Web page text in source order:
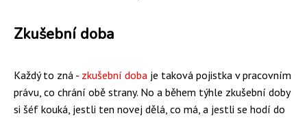
Zkušební doba
Každý to zná - zkušební doba je taková pojistka v pracovním
právu, co chrání obě strany. No a během týhle zkušební doby
si šéf kouká, jestli ten novej dělá, co má, a jestli se hodí do